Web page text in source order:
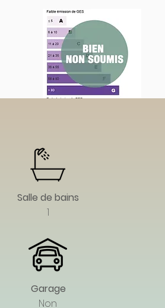
Salle de bains
1
Garage
Non